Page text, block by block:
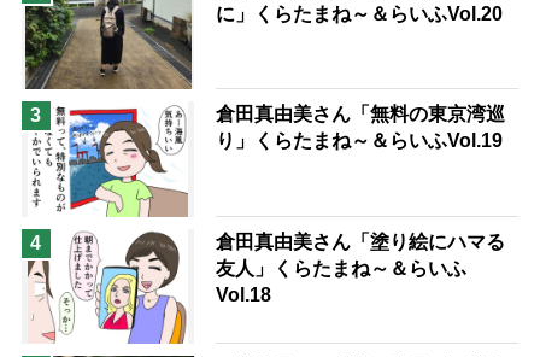
に」くらたまね～＆らいふVol.20
3
倉田真由美さん「無料の東京湾巡
り」くらたまね～＆らいふVol.19
4
倉田真由美さん「塗り絵にハマる
友人」くらたまね～＆らいふ
Vol.18